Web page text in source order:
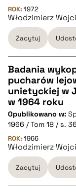
pobierz cytat
BIBTEX
pobierz cytat
ROK: 1972
Włodzimierz
Zacytuj
CZYSTY TEKST
pobierz cytat
BIBTEX
pobierz cytat
Badania
pucharów
unietyckiej w
w 1964 roku
Opublikowano w:
1966 / Tom 18 / s.
ROK: 1966
Włodzimierz
Zacytuj